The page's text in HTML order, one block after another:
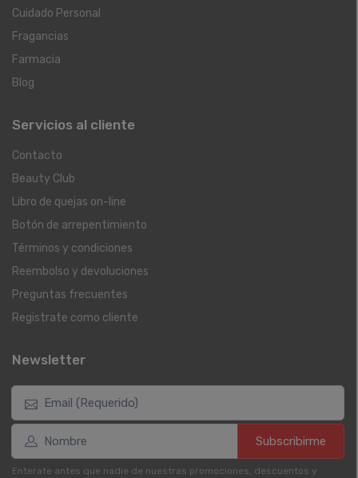
Cuidado Personal
Fragancias
Farmacia
Blog
Servicios al cliente
Contacto
Beauty Club
Libro de quejas on-line
Botón de arrepentimiento
Términos y condiciones
Reembolso y devoluciones
Preguntas frecuentes
Registrate como cliente
Newsletter
Subscribirme
Enterate antes que nadie de nuestras promociones, descuentos y